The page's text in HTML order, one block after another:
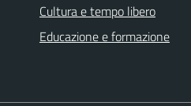
Cultura e tempo libero
Educazione e formazione